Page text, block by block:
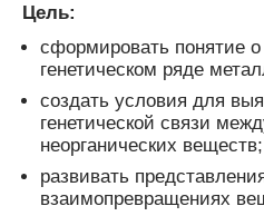
Цель:
сформировать понятие о
генетическом ряде
создать условия для
генетической связи
неорганических веществ;
развивать
взаимопревращениях